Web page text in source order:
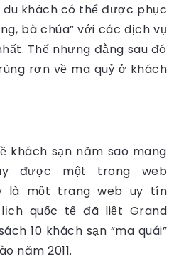
du khách có thể được phục
bà chúa” với các dịch vụ
Thế nhưng đằng sau đó
rợn về ma quỷ ở khách
khách sạn năm sao mang
được một trong web
là một trang web uy tín
quốc tế đã liệt Grand
10 khách sạn “ma quái”
năm 2011.